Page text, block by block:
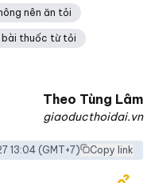
nên ăn tỏi
bài thuốc từ tỏi
Theo Tùng Lâm
giaoducthoidai.vn
13:04(GMT+7) Copy link